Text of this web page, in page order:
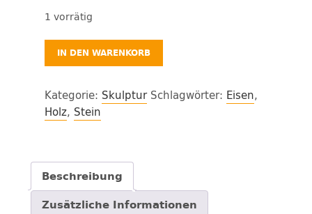
1 vorrätig
"Behaarte
Brust"
Christiansen
Menge
IN DEN WARENKORB
Kategorie: Skulptur Schlagwörter: Eisen,
Holz, Stein
Beschreibung
Zusätzliche Informationen